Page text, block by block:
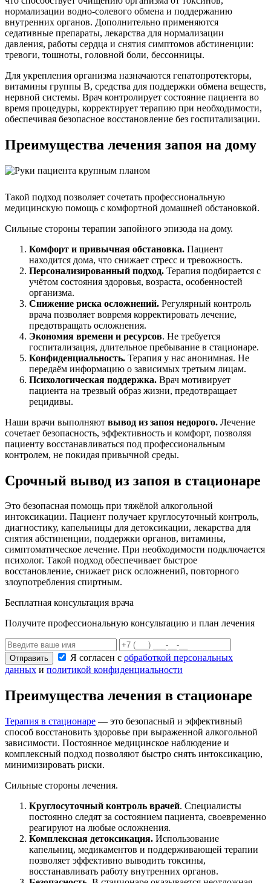
нормализации водно-солевого обмена и поддержанию
внутренних органов. Дополнительно применяются
седативные препараты, лекарства для нормализации
давления, работы сердца и снятия симптомов абстиненции:
тревоги, тошноты, головной боли, бессонницы.
Для укрепления организма назначаются гепатопротекторы,
витамины группы B, средства для поддержки обмена веществ,
нервной системы. Врач контролирует состояние пациента во
время процедуры, корректирует терапию при необходимости,
обеспечивая безопасное восстановление без госпитализации.
Преимущества лечения запоя на дому
Такой подход позволяет сочетать профессиональную
медицинскую помощь с комфортной домашней обстановкой.
Сильные стороны терапии запойного эпизода на дому.
Комфорт и привычная обстановка. Пациент
находится дома, что снижает стресс и тревожность.
Персонализированный подход. Терапия подбирается с
учётом состояния здоровья, возраста, особенностей
организма.
Снижение риска осложнений. Регулярный контроль
врача позволяет вовремя корректировать лечение,
предотвращать осложнения.
Экономия времени и ресурсов. Не требуется
госпитализация, длительное пребывание в стационаре.
Конфиденциальность. Терапия у нас анонимная. Не
передаём информацию о зависимых третьим лицам.
Психологическая поддержка. Врач мотивирует
пациента на трезвый образ жизни, предотвращает
рецидивы.
Наши врачи выполняют вывод из запоя недорого. Лечение
сочетает безопасность, эффективность и комфорт, позволяя
пациенту восстанавливаться под профессиональным
контролем, не покидая привычной среды.
Срочный вывод из запоя в стационаре
Это безопасная помощь при тяжёлой алкогольной
интоксикации. Пациент получает круглосуточный контроль,
диагностику, капельницы для детоксикации, лекарства для
снятия абстиненции, поддержки органов, витамины,
симптоматическое лечение. При необходимости подключается
психолог. Такой подход обеспечивает быстрое
восстановление, снижает риск осложнений, повторного
злоупотребления спиртным.
Бесплатная консультация врача
Получите профессиональную консультацию и план лечения
Отправить Я согласен с обработкой персональных
данных и политикой конфиденциальности
Преимущества лечения в стационаре
Терапия в стационаре — это безопасный и эффективный
способ восстановить здоровье при выраженной алкогольной
зависимости. Постоянное медицинское наблюдение и
комплексный подход позволяют быстро снять интоксикацию,
минимизировать риски.
Сильные стороны лечения.
Круглосуточный контроль врачей. Специалисты
постоянно следят за состоянием пациента, своевременно
реагируют на любые осложнения.
Комплексная детоксикация. Использование
капельниц, медикаментов и поддерживающей терапии
позволяет эффективно выводить токсины,
восстанавливать работу внутренних органов.